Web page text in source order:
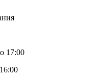
17:00